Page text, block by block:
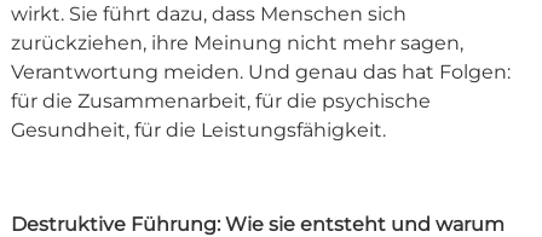
wirkt. Sie führt dazu, dass Menschen sich
zurückziehen, ihre Meinung nicht mehr sagen,
Verantwortung meiden. Und genau das hat Folgen:
für die Zusammenarbeit, für die psychische
Gesundheit, für die Leistungsfähigkeit.
Destruktive Führung: Wie sie entsteht und warum